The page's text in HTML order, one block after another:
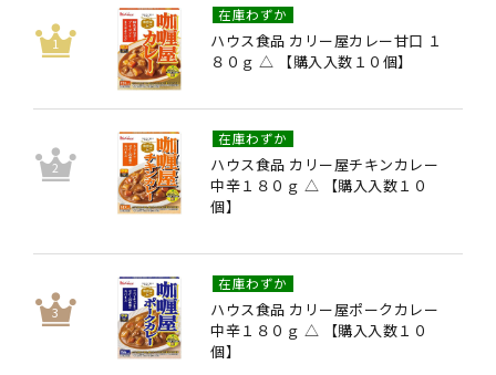
ハウス食品 カリー屋カレー甘口 １
８０ｇ △ 【購入入数１０個】
在庫わずか
ハウス食品 カリー屋チキンカレー
中辛１８０ｇ △ 【購入入数１０
個】
在庫わずか
ハウス食品 カリー屋ポークカレー
中辛１８０ｇ △ 【購入入数１０
個】
在庫わずか